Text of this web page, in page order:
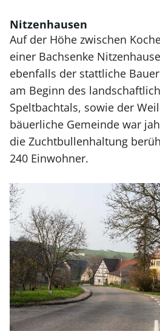
Nitzenhausen
Auf der Höhe zwischen
einer Bachsenke
ebenfalls der stattliche
am Beginn des
Speltbachtals, sowie der
bäuerliche Gemeinde war
die Zuchtbullenhaltung
240 Einwohner.